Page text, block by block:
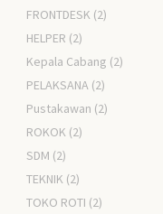
FRONTDESK (2)
HELPER (2)
Kepala Cabang (2)
PELAKSANA (2)
Pustakawan (2)
ROKOK (2)
SDM (2)
TEKNIK (2)
TOKO ROTI (2)